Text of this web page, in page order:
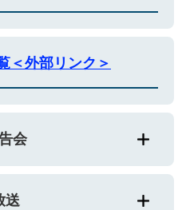
＜外部リンク＞
会
送